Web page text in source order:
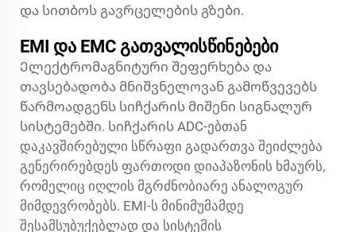
და სითბოს გავრცელების გზები.
EMI და EMC გათვალისწინებები
Ელექტრომაგნიტური შეფერხება და
თავსებადობა მნიშვნელოვან გამოწვევებს
წარმოადგენს სიჩქარის მიშენი სიგნალურ
სისტემებში. სიჩქარის ADC-ებთან
დაკავშირებული სწრაფი გადართვა შეიძლება
გენერირებდეს ფართოდი დიაპაზონის ხმაურს,
რომელიც იღლის მგრძნობიარე ანალოგურ
მიმდევრობებს. EMI-ს მინიმუმამდე
შესამსუბუქებლად და სისტემის